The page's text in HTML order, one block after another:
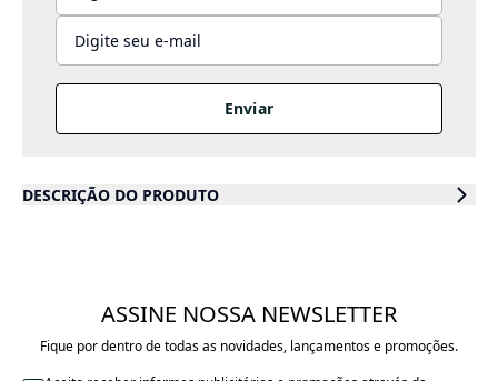
Enviar
DESCRIÇÃO DO PRODUTO
leve, pois ela é pequena e fácil de carregar na bolsa, para cobrir na hora
de amamentar, forrar algum lugar para o bebê deitar, pode ser usada
como lençol para o carrinho, para enrolar o bebê para se acalmar.
ASSINE NOSSA NEWSLETTER
Fique por dentro de todas as novidades, lançamentos e promoções.